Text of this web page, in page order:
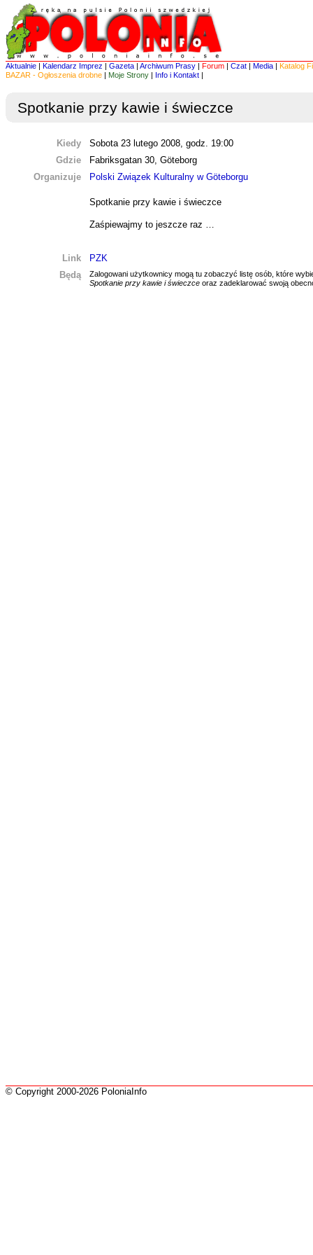
Aktualnie | Kalendarz Imprez | Gazeta | Archiwum Prasy | Forum | Czat | Media | Katalog
BAZAR - Ogłoszenia drobne | Moje Strony | Info i Kontakt |
Spotkanie przy kawie i świeczce
Kiedy
Sobota 23 lutego 2008, godz. 19:00
Gdzie
Fabriksgatan 30, Göteborg
Organizuje
Polski Związek Kulturalny w Göteborgu
Spotkanie przy kawie i świeczce
Zaśpiewajmy to jeszcze raz …
Link
PZK
Będą
Zalogowani użytkownicy mogą tu zobaczyć listę osób, które
Spotkanie przy kawie i świeczce oraz zadeklarować swoją
© Copyright 2000-2026 PoloniaInfo